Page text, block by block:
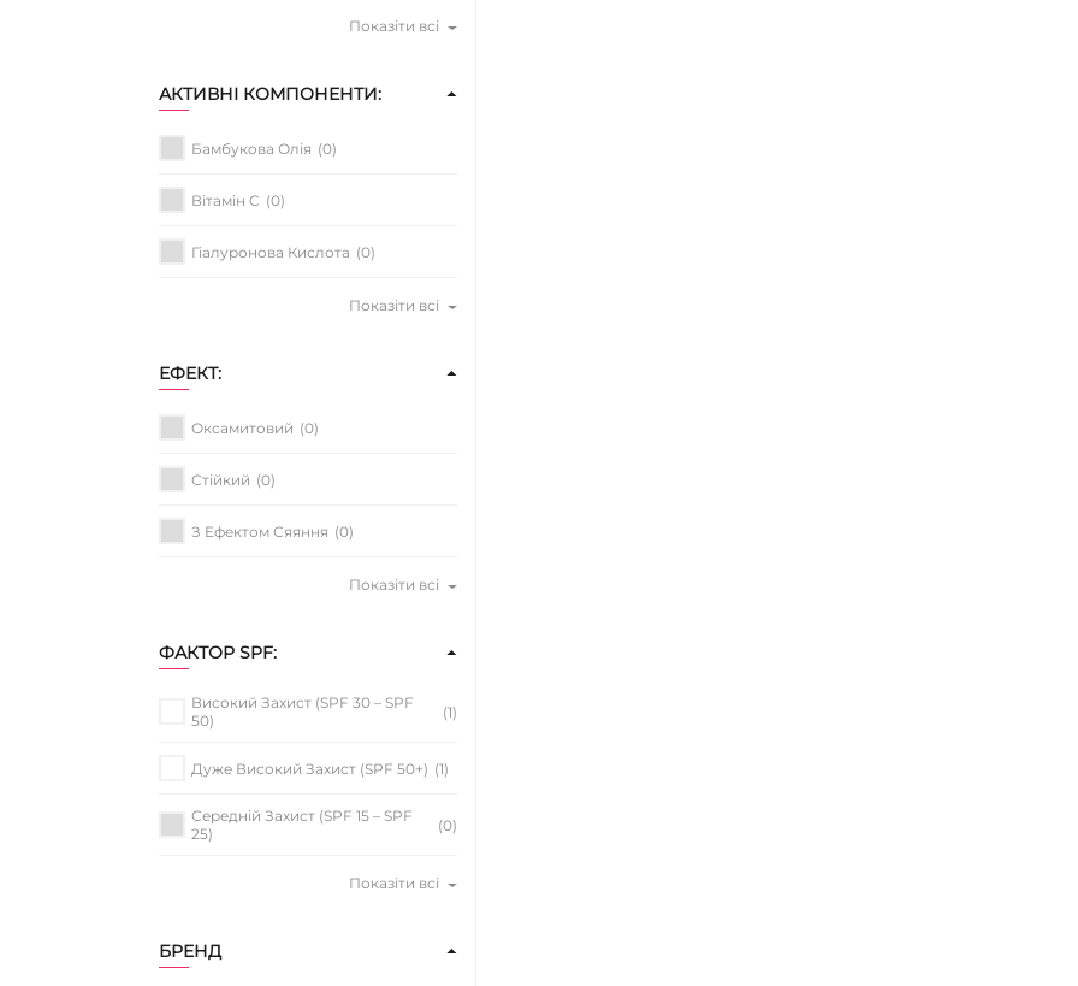
Показіти всі
АКТИВНІ КОМПОНЕНТИ:
Бамбукова Олія (0)
Вітамін C (0)
Гіалуронова Кислота (0)
Показіти всі
ЕФЕКТ:
Оксамитовий (0)
Стійкий (0)
З Ефектом Сяяння (0)
Показіти всі
ФАКТОР SPF:
Високий Захист (SPF 30 – SPF
50)
(1)
Дуже Високий Захист (SPF 50+) (1)
Середній Захист (SPF 15 – SPF
25)
(0)
Показіти всі
БРЕНД